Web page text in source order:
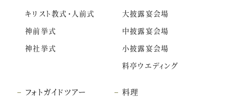
キリスト教式・人前式
神前挙式
神社挙式
大披露宴会場
中披露宴会場
小披露宴会場
料亭ウエディング
フォトガイドツアー 料理